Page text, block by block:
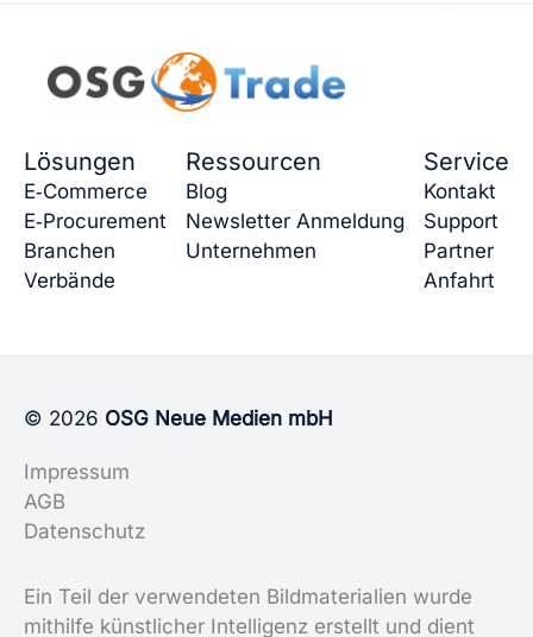
Lösungen
E‑Commerce
E‑Procurement
Branchen
Verbände
Ressourcen
Blog
Newsletter Anmeldung
Unternehmen
Service
Kontakt
Support
Partner
Anfahrt
© 2026 OSG Neue Medien mbH
Impressum
AGB
Datenschutz
Ein Teil der verwendeten Bildmaterialien wurde
mithilfe künstlicher Intelligenz erstellt und dient